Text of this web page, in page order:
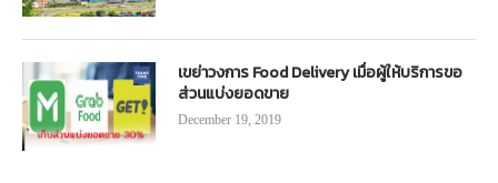
เขย่าวงการ Food Delivery เมื่อผู้ให้บริการขอ
ส่วนแบ่งยอดขาย
December 19, 2019